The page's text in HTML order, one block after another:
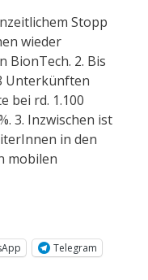
Stopp
wieder
BionTech. 2. Bis
Unterkünften
bei rd. 1.100
3. Inzwischen ist
in den
mobilen
Telegram